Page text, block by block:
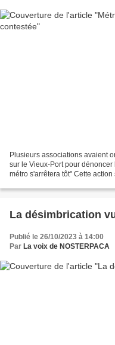
Plusieurs associations avaient
sur le Vieux-Port pour
métro s'arrêtera tôt" Cette
La désimbrication
Publié le 26/10/2023 à 14:00
Par La voix de NOSTERPACA